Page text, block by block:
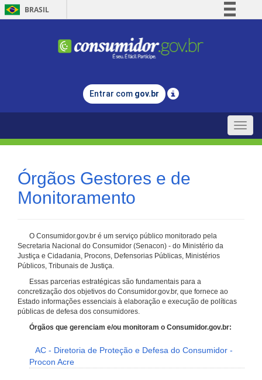
BRASIL
Comunica BR
Legislação
Entrar com gov.br
Toggle
Órgãos Gestores e de
Monitoramento
O Consumidor.gov.br é um serviço público monitorado pela
Secretaria Nacional do Consumidor (Senacon) - do Ministério da
Justiça e Cidadania, Procons, Defensorias Públicas, Ministérios
Públicos, Tribunais de Justiça.
Essas parcerias estratégicas são fundamentais para a
concretização dos objetivos do Consumidor.gov.br, que fornece ao
Estado informações essenciais à elaboração e execução de políticas
públicas de defesa dos consumidores.
Órgãos que gerenciam e/ou monitoram o Consumidor.gov.br:
AC - Diretoria de Proteção e Defesa do Consumidor -
Procon Acre